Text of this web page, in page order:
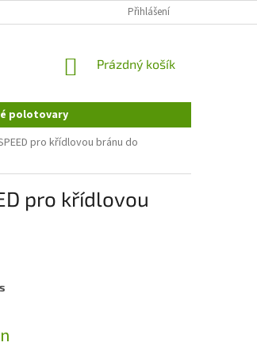
REKLAMAČNÍ ŘÁD
Přihlášení
NÁKUPNÍ
Prázdný košík
polotovary
pro křídlovou bránu do
pro křídlovou